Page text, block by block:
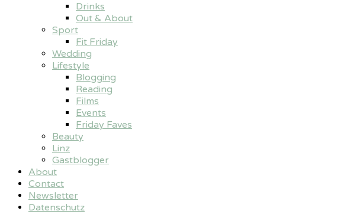
Drinks
Out & About
Sport
Fit Friday
Wedding
Lifestyle
Blogging
Reading
Films
Events
Friday Faves
Beauty
Linz
Gastblogger
About
Contact
Newsletter
Datenschutz